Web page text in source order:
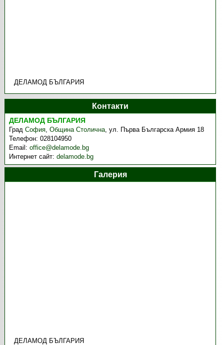
ДЕЛАМОД БЪЛГАРИЯ
Контакти
ДЕЛАМОД БЪЛГАРИЯ
ГрадСофия,Община Столична,ул. Първа Българска Армия 18
Телефон:028104950
Email:office@delamode.bg
Интернет сайт:delamode.bg
Галерия
ДЕЛАМОД БЪЛГАРИЯ